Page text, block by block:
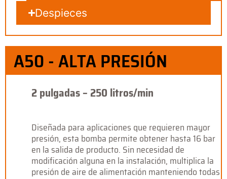
Despieces
A50 - ALTA PRESIÓN
2 pulgadas – 250 litros/min
Diseñada para aplicaciones que requieren mayor
presión, esta bomba permite obtener hasta 16 bar
en la salida de producto. Sin necesidad de
modificación alguna en la instalación, multiplica la
presión de aire de alimentación manteniendo todas